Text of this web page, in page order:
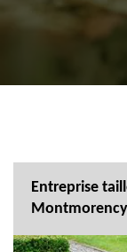
Entreprise
Montmorency